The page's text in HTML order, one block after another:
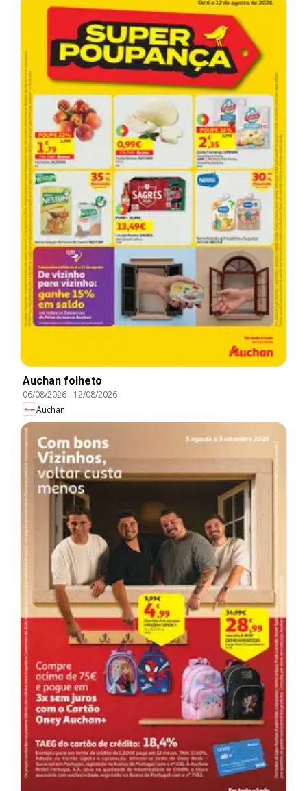
Auchan folheto
06/08/2026- 12/08/2026
Auchan